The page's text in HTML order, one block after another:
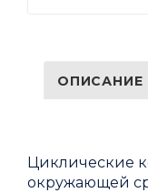
ОПИСАНИЕ
Циклические
окружающей